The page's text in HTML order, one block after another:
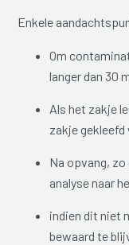
Enkele
Om
langer dan 30
Als het zakje
zakje gekleefd
Na opvang,
analyse naar
indien dit niet
bewaard te